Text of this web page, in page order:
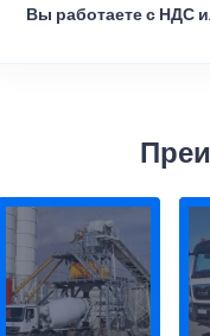
Вы работаете с НДС